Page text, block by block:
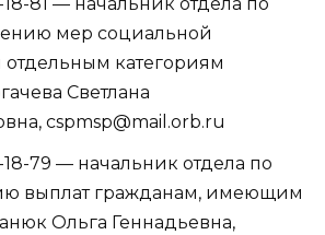
мер социальной
категориям
Светлана
cspmsp@mail.orb.ru
18-79 — начальник отдела по
выплат гражданам, имеющим
Ольга Геннадьевна,